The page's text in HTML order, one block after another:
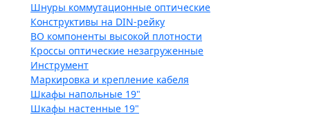
Шнуры коммутационные оптические
Конструктивы на DIN-рейку
ВО компоненты высокой плотности
Кроссы оптические незагруженные
Инструмент
Маркировка и крепление кабеля
Шкафы напольные 19"
Шкафы настенные 19"